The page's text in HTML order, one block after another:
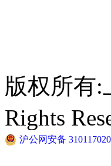
版权所有:
Rights
沪公网安备